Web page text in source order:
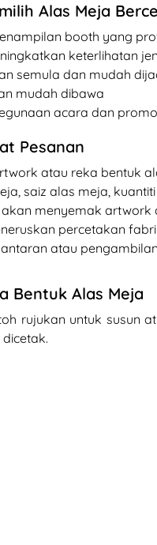
Alas Meja
booth yang
keterlihatan
semula dan mudah
mudah dibawa
acara dan
Pesanan
atau reka bentuk
saiz alas meja,
menyemak artwork
percetakan
atau
Bentuk Alas Meja
rujukan untuk susun